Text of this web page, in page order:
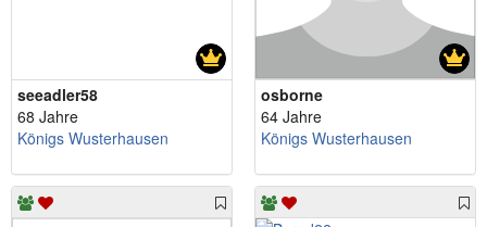
seeadler58
68 Jahre
Königs Wusterhausen
osborne
64 Jahre
Königs Wusterhausen